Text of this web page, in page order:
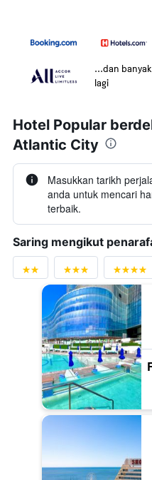
...dan banyak
lagi
Hotel Popular
Atlantic City
Masukkan tarikh
anda untuk mencari
terbaik.
Saring mengikut